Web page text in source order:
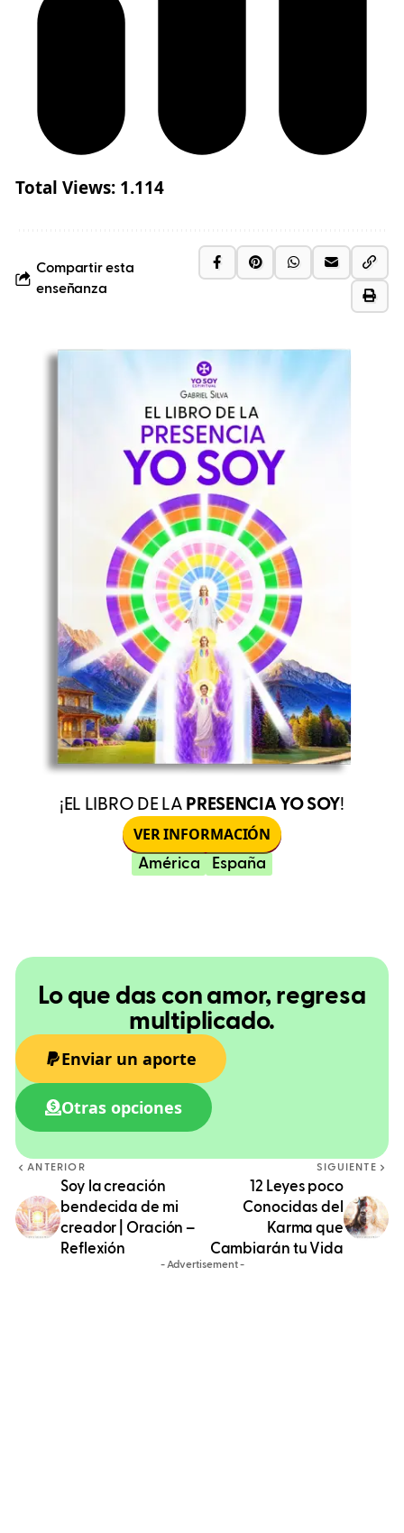
Total Views: 1.114
Compartir esta
enseñanza
¡EL LIBRO DE LA PRESENCIA YO SOY!
VER INFORMACIÓN
América España
Lo que das con amor, regresa
multiplicado.
Enviar un aporte
Otras opciones
ANTERIOR
Soy la creación
bendecida de mi
creador | Oración –
Reflexión
SIGUIENTE
12 Leyes poco
Conocidas del
Karma que
Cambiarán tu Vida
- Advertisement -